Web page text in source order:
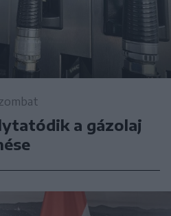
a gázolaj